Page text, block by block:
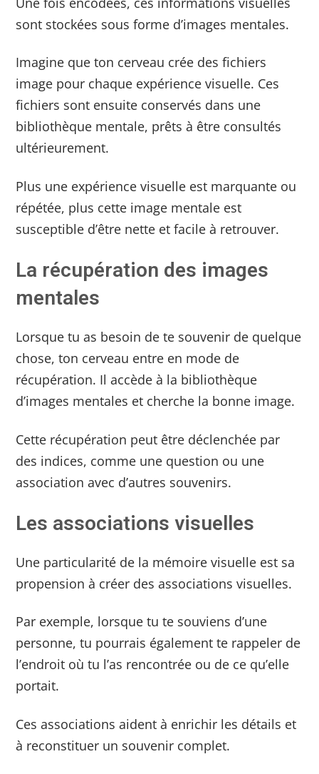
sont stockées sous forme d’images mentales.
Imagine que ton cerveau crée des fichiers
image pour chaque expérience visuelle. Ces
fichiers sont ensuite conservés dans une
bibliothèque mentale, prêts à être consultés
ultérieurement.
Plus une expérience visuelle est marquante ou
répétée, plus cette image mentale est
susceptible d’être nette et facile à retrouver.
La récupération des images
mentales
Lorsque tu as besoin de te souvenir de quelque
chose, ton cerveau entre en mode de
récupération. Il accède à la bibliothèque
d’images mentales et cherche la bonne image.
Cette récupération peut être déclenchée par
des indices, comme une question ou une
association avec d’autres souvenirs.
Les associations visuelles
Une particularité de la mémoire visuelle est sa
propension à créer des associations visuelles.
Par exemple, lorsque tu te souviens d’une
personne, tu pourrais également te rappeler de
l’endroit où tu l’as rencontrée ou de ce qu’elle
portait.
Ces associations aident à enrichir les détails et
à reconstituer un souvenir complet.